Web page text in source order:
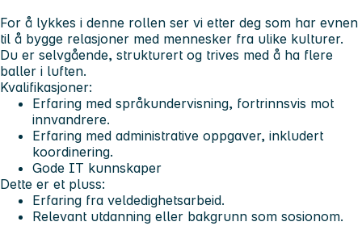
For å lykkes i denne rollen ser vi etter deg som har evnen
til å bygge relasjoner med mennesker fra ulike kulturer.
Du er selvgående, strukturert og trives med å ha flere
baller i luften.
Kvalifikasjoner:
Erfaring med språkundervisning, fortrinnsvis mot
innvandrere.
Erfaring med administrative oppgaver, inkludert
koordinering.
Gode IT kunnskaper
Dette er et pluss:
Erfaring fra veldedighetsarbeid.
Relevant utdanning eller bakgrunn som sosionom.